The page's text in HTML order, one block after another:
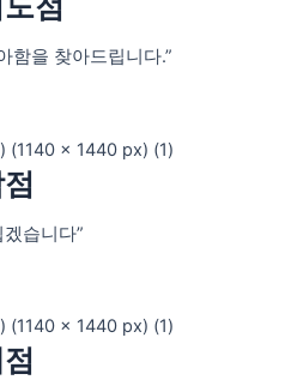
함을 찾아드립니다.”
습니다”